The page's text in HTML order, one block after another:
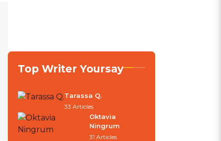
Top Writer Yoursay
Tarassa Q.
33 Articles
Oktavia
Ningrum
31 Articles